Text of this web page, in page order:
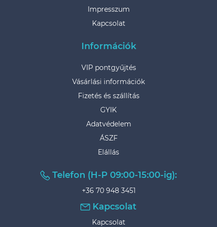
Impresszum
Kapcsolat
Információk
VIP pontgyűjtés
Vásárlási információk
Fizetés és szállítás
GYIK
Adatvédelem
ÁSZF
Elállás
Telefon (H-P 09:00-15:00-ig):
+36 70 948 3451
Kapcsolat
Kapcsolat